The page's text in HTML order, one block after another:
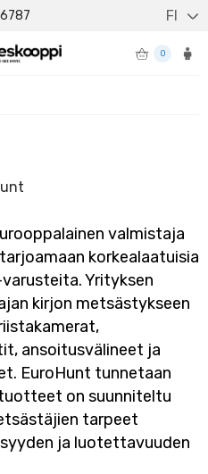
FI
0
valmistaja
korkealaatuisia
Yrityksen
kirjon metsästykseen
ansoitusvälineet ja
EuroHunt tunnetaan
on suunniteltu
tarpeet
ja luotettavuuden